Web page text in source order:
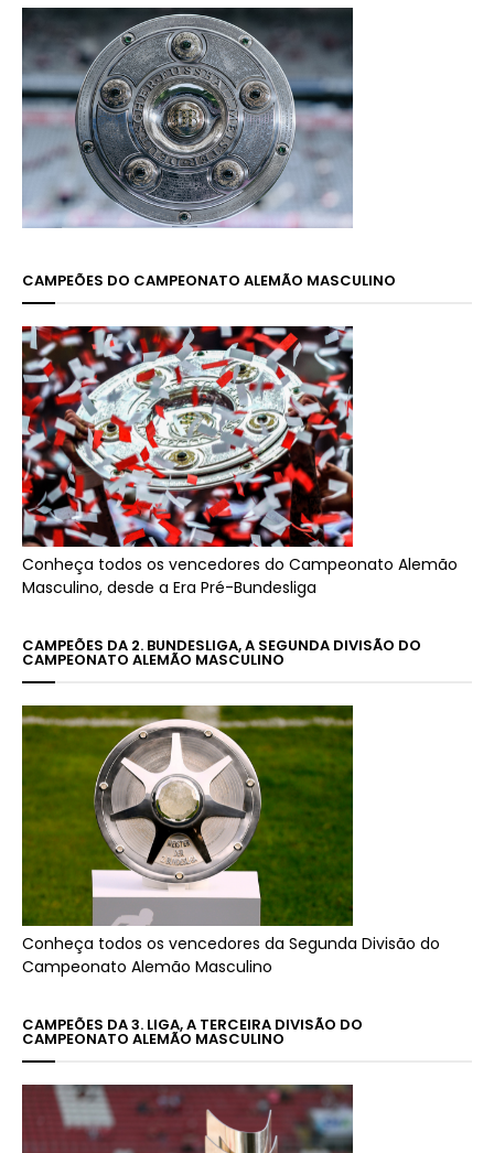
CAMPEÕES DO CAMPEONATO ALEMÃO MASCULINO
Conheça todos os vencedores do Campeonato Alemão
Masculino, desde a Era Pré-Bundesliga
CAMPEÕES DA 2. BUNDESLIGA, A SEGUNDA DIVISÃO DO
CAMPEONATO ALEMÃO MASCULINO
Conheça todos os vencedores da Segunda Divisão do
Campeonato Alemão Masculino
CAMPEÕES DA 3. LIGA, A TERCEIRA DIVISÃO DO
CAMPEONATO ALEMÃO MASCULINO